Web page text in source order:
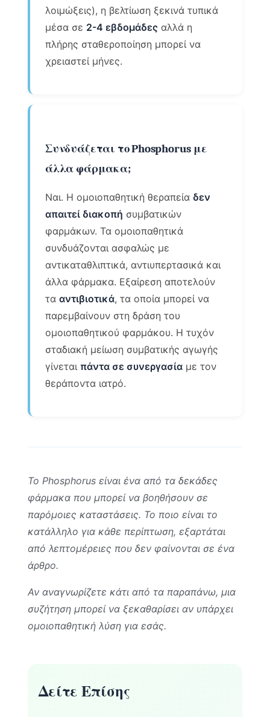
λοιμώξεις), η βελτίωση ξεκινά τυπικά
μέσα σε 2-4 εβδομάδες αλλά η
πλήρης σταθεροποίηση μπορεί να
χρειαστεί μήνες.
Συνδυάζεται το Phosphorus με
άλλα φάρμακα;
Ναι. Η ομοιοπαθητική θεραπεία δεν
απαιτεί διακοπή συμβατικών
φαρμάκων. Τα ομοιοπαθητικά
συνδυάζονται ασφαλώς με
αντικαταθλιπτικά, αντιυπερτασικά και
άλλα φάρμακα. Εξαίρεση αποτελούν
τααντιβιοτικά, τα οποία μπορεί να
παρεμβαίνουν στη δράση του
ομοιοπαθητικού φαρμάκου. Η τυχόν
σταδιακή μείωση συμβατικής αγωγής
γίνεταιπάντα σε συνεργασία με τον
θεράποντα ιατρό.
Το Phosphorus είναι ένα από τα δεκάδες
φάρμακα που μπορεί να βοηθήσουν σε
παρόμοιες καταστάσεις. Το ποιο είναι το
κατάλληλο για κάθε περίπτωση, εξαρτάται
από λεπτομέρειες που δεν φαίνονται σε ένα
άρθρο.
Αν αναγνωρίζετε κάτι από τα παραπάνω, μια
συζήτηση μπορεί να ξεκαθαρίσει αν υπάρχει
ομοιοπαθητική λύση για εσάς.
Δείτε Επίσης